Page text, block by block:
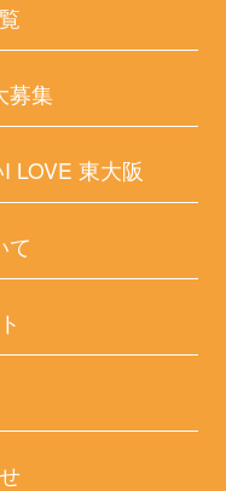
募集
LOVE 東大阪
て